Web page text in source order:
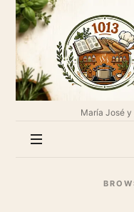
1013
Recetas
de
cocina
María José